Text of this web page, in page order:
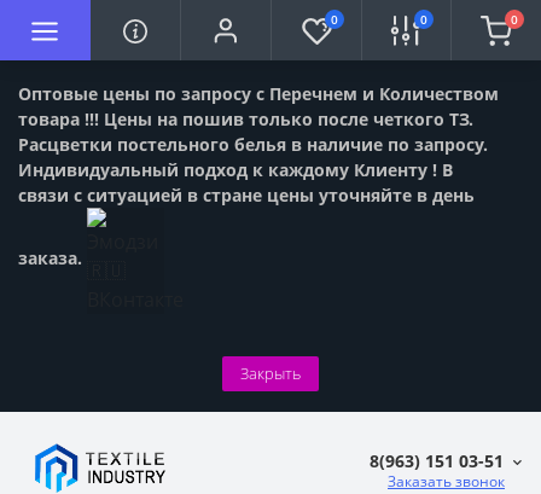
Оптовые цены по запросу с Перечнем и Количеством
товара !!! Цены на пошив только после четкого ТЗ.
Расцветки постельного белья в наличие по запросу.
Индивидуальный подход к каждому Клиенту ! В
связи с ситуацией в стране цены уточняйте в день
заказа.
Закрыть
0 0 0
8(963) 151 03-51
Заказать звонок